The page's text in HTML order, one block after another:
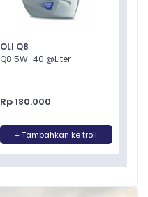
OLI Q8
Q8 5W-40 @Liter
Rp 180.000
+ Tambahkan ke troli